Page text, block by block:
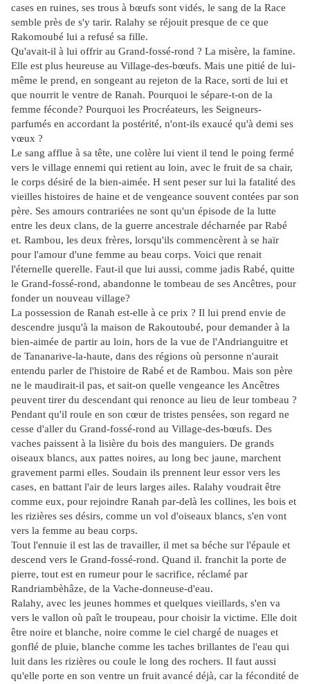
cases en ruines, ses trous à bœufs sont vidés, le sang de la Race
semble près de s'y tarir. Ralahy se réjouit presque de ce que
Rakomoubé lui a refusé sa fille.
Qu'avait-il à lui offrir au Grand-fossé-rond ? La misère, la famine.
Elle est plus heureuse au Village-des-bœufs. Mais une pitié de lui-
même le prend, en songeant au rejeton de la Race, sorti de lui et
que nourrit le ventre de Ranah. Pourquoi le sépare-t-on de la
femme féconde? Pourquoi les Procréateurs, les Seigneurs-
parfumés en accordant la postérité, n'ont-ils exaucé qu'à demi ses
vœux ?
Le sang afflue à sa tête, une colère lui vient il tend le poing fermé
vers le village ennemi qui retient au loin, avec le fruit de sa chair,
le corps désiré de la bien-aimée. H sent peser sur lui la fatalité des
vieilles histoires de haine et de vengeance souvent contées par son
père. Ses amours contrariées ne sont qu'un épisode de la lutte
entre les deux clans, de la guerre ancestrale décharnée par Rabé
et. Rambou, les deux frères, lorsqu'ils commencèrent à se haïr
pour l'amour d'une femme au beau corps. Voici que renait
l'éternelle querelle. Faut-il que lui aussi, comme jadis Rabé, quitte
le Grand-fossé-rond, abandonne le tombeau de ses Ancêtres, pour
fonder un nouveau village?
La possession de Ranah est-elle à ce prix ? Il lui prend envie de
descendre jusqu'à la maison de Rakoutoubé, pour demander à la
bien-aimée de partir au loin, hors de la vue de l'Andrianguitre et
de Tananarive-la-haute, dans des régions où personne n'aurait
entendu parler de l'histoire de Rabé et de Rambou. Mais son père
ne le maudirait-il pas, et sait-on quelle vengeance les Ancêtres
peuvent tirer du descendant qui renonce au lieu de leur tombeau ?
Pendant qu'il roule en son cœur de tristes pensées, son regard ne
cesse d'aller du Grand-fossé-rond au Village-des-bœufs. Des
vaches paissent à la lisière du bois des manguiers. De grands
oiseaux blancs, aux pattes noires, au long bec jaune, marchent
gravement parmi elles. Soudain ils prennent leur essor vers les
cases, en battant l'air de leurs larges ailes. Ralahy voudrait être
comme eux, pour rejoindre Ranah par-delà les collines, les bois et
les rizières ses désirs, comme un vol d'oiseaux blancs, s'en vont
vers la femme au beau corps.
Tout l'ennuie il est las de travailler, il met sa béche sur l'épaule et
descend vers le Grand-fossé-rond. Quand il. franchit la porte de
pierre, tout est en rumeur pour le sacrifice, réclamé par
Randriambèhâze, de la Vache-donneuse-d'eau.
Ralahy, avec les jeunes hommes et quelques vieillards, s'en va
vers le vallon où paît le troupeau, pour choisir la victime. Elle doit
être noire et blanche, noire comme le ciel chargé de nuages et
gonflé de pluie, blanche comme les taches brillantes de l'eau qui
luit dans les rizières ou coule le long des rochers. Il faut aussi
qu'elle porte en son ventre un fruit avancé déjà, car la fécondité de